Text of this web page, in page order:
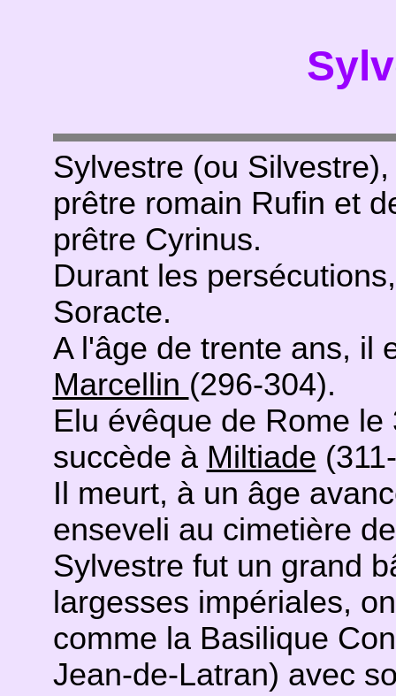
Sylvestre (ou
prêtre romain Rufin et
prêtre Cyrinus.
Durant les
Soracte.
A l'âge de trente ans, il
Marcellin (296-304).
Elu évêque de Rome
succède à Miltiade
Il meurt, à un âge
enseveli au cimetière
Sylvestre fut un grand
largesses impériales,
comme la Basilique
Jean-de-Latran) avec